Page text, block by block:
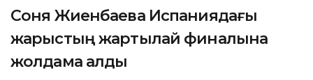
Соня Жиенбаева Испаниядағы
жарыстың жартылай финалына
жолдама алды